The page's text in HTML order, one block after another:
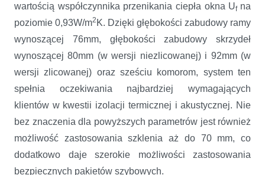
wartością współczynnika przenikania ciepła okna Uf na
poziomie 0,93W/m2 K. Dzięki głębokości zabudowy ramy
wynoszącej 76mm, głębokości zabudowy skrzydeł
wynoszącej 80mm (w wersji niezlicowanej) i 92mm (w
wersji zlicowanej) oraz sześciu komorom, system ten
spełnia oczekiwania najbardziej wymagających
klientów w kwestii izolacji termicznej i akustycznej. Nie
bez znaczenia dla powyższych parametrów jest również
możliwość zastosowania szklenia aż do 70 mm, co
dodatkowo daje szerokie możliwości zastosowania
bezpiecznych pakietów szybowych.